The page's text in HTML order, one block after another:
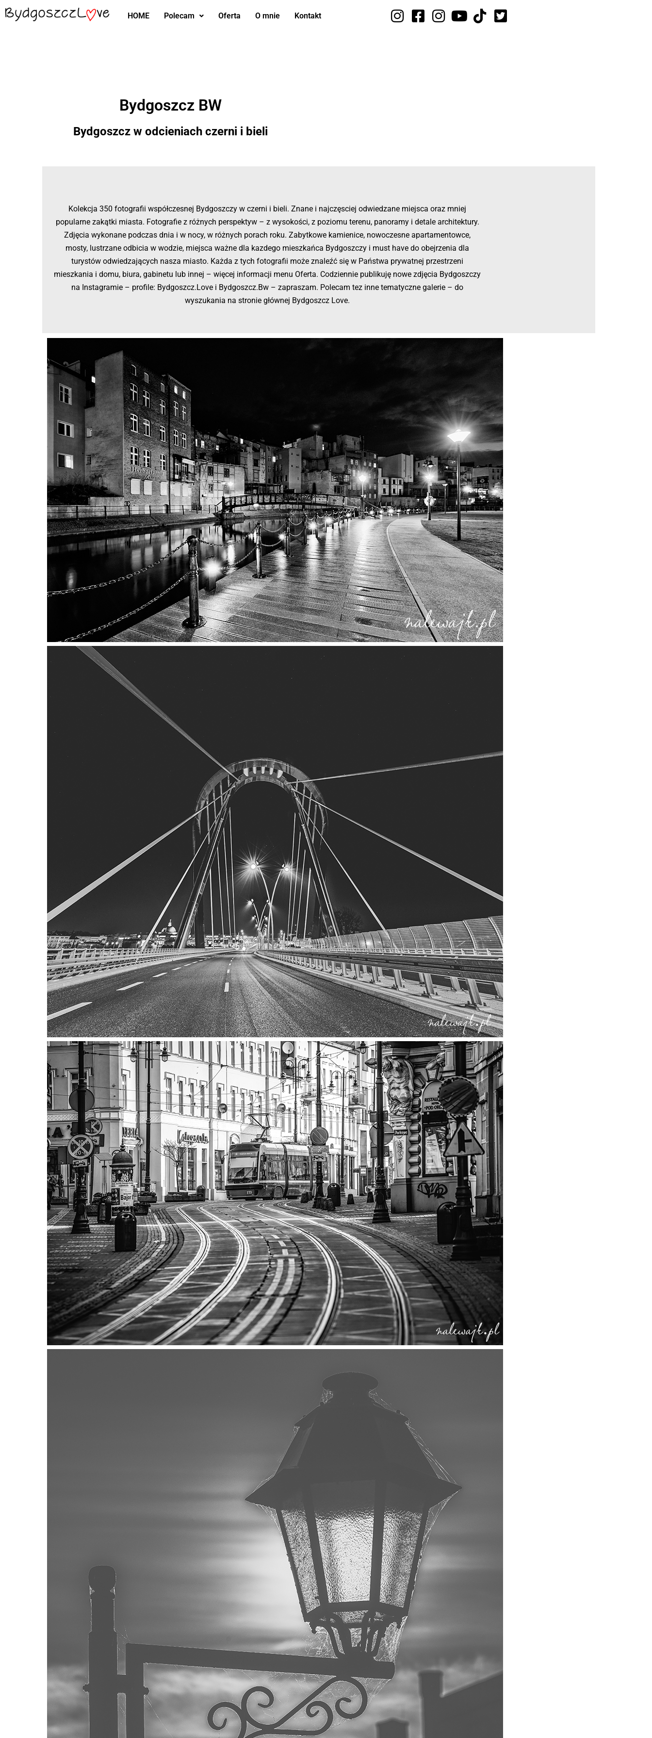
HOME Polecam Oferta O mnie Kontakt
Bydgoszcz BW
Bydgoszcz w odcieniach czerni i bieli
Kolekcja 350 fotografii współczesnej Bydgoszczy w czerni i bieli. Znane i najczęsciej odwiedzane miejsca oraz mniej
popularne zakątki miasta. Fotografie z różnych perspektyw – z wysokości, z poziomu terenu, panoramy i detale architektury.
Zdjęcia wykonane podczas dnia i w nocy, w różnych porach roku. Zabytkowe kamienice, nowoczesne apartamentowce,
mosty, lustrzane odbicia w wodzie, miejsca ważne dla kazdego mieszkańca Bydgoszczy i must have do obejrzenia dla
turystów odwiedzających nasza miasto. Każda z tych fotografii może znaleźć się w Państwa prywatnej przestrzeni
mieszkania i domu, biura, gabinetu lub innej – więcej informacji menu Oferta. Codziennie publikuję nowe zdjęcia Bydgoszczy
na Instagramie – profile: Bydgoszcz.Love i Bydgoszcz.Bw – zapraszam. Polecam tez inne tematyczne galerie – do
wyszukania na stronie głównej Bydgoszcz Love.